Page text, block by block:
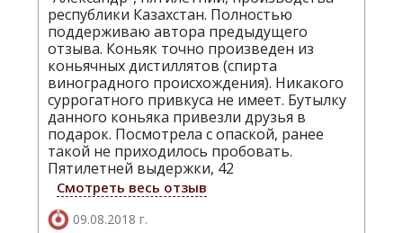
республики Казахстан. Полностью
поддерживаю автора предыдущего
отзыва. Коньяк точно произведен из
коньячных дистиллятов (спирта
виноградного происхождения). Никакого
суррогатного привкуса не имеет. Бутылку
данного коньяка привезли друзья в
подарок. Посмотрела с опаской, ранее
такой не приходилось пробовать.
Пятилетней выдержки, 42
Смотреть весь отзыв
09.08.2018 г.